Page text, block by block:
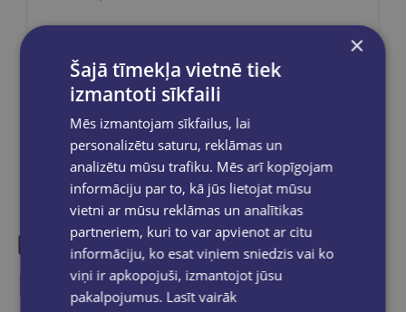
Dalies sociālajos tīklos:
Līdzīgas preces
×
Šajā tīmekļa vietnē tiek
izmantoti sīkfaili
Mēs izmantojam sīkfailus, lai
personalizētu saturu, reklāmas un
analizētu mūsu trafiku. Mēs arī kopīgojam
informāciju par to, kā jūs lietojat mūsu
vietni ar mūsu reklāmas un analītikas
partneriem, kuri to var apvienot ar citu
informāciju, ko esat viņiem sniedzis vai ko
viņi ir apkopojuši, izmantojot jūsu
pakalpojumus. Lasīt vairāk